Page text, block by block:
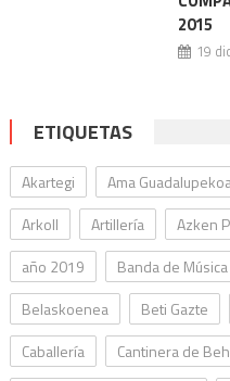
2015
19
ETIQUETAS
Akartegi Ama
Arkoll
Artillería Azken
año 2019
Banda de Música
Belaskoenea
Beti Gazte
Caballería
Cantinera de